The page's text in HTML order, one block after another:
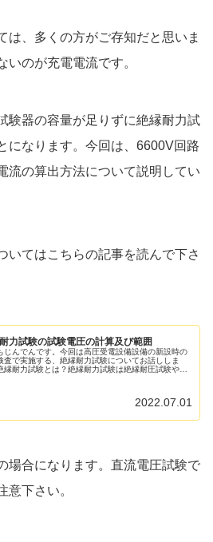
は、多くの方がご存知だと思いま
いのが充電電流です。
験器の容量が足りずに絶縁耐力試
になります。今回は、6600V回路
流の算出方法について説明してい
いてはこちらの記事を読んで下さ
力試験の試験電圧の計算及び範囲
じんでんです。今回は高圧受電設備設備の新設時の
査で実施する、絶縁耐力試験についてお話ししま
縁耐力試験とは？絶縁耐力試験は絶縁耐圧試験や絶
2022.07.01
場合になります。直流電圧試験で
意下さい。